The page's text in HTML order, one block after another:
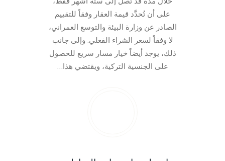
على أن تُحدَّد قيمة العقار وفقاً للتقييم
الصادر عن وزارة البيئة والتوسع العمراني،
لا وفقاً لسعر الشراء الفعلي. وإلى جانب
ذلك، يوجد أيضاً خيار مسار سريع للحصول
على الجنسية التركية، ويقتضي هذا…